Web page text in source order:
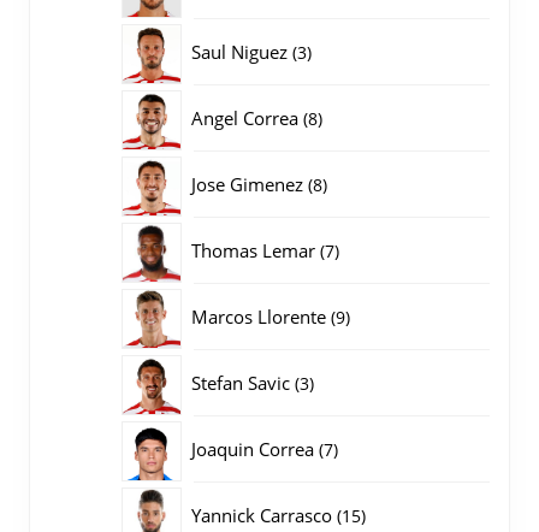
Saul Niguez 33
Angel Correa 88
Jose Gimenez 88
Thomas Lemar 77
Marcos Llorente 99
Stefan Savic 33
Joaquin Correa 77
Yannick Carrasco 1515